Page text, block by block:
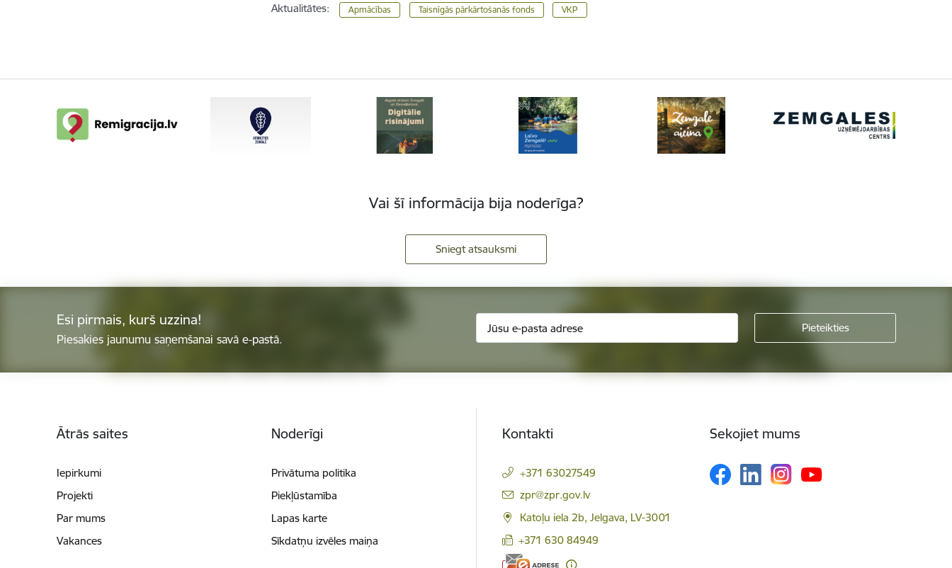
Aktualitātes: Apmācības Taisnīgās pārkārtošanās fonds VKP
Vai šī informācija bija noderīga?
Sniegt atsauksmi
Esi pirmais, kurš uzzina!
Piesakies jaunumu saņemšanai savā e-pastā.
Ātrās saites
Iepirkumi
Projekti
Par mums
Vakances
Noderīgi
Privātuma politika
Piekļūstamība
Lapas karte
Sīkdatņu izvēles maiņa
Kontakti
+371 63027549
E-pasts:
zpr@zpr.gov.lv
Katoļu iela 2b, Jelgava, LV-3001
+371 630 84949
Sekojiet mums